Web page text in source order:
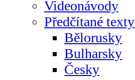
Videonávody
Předčítané texty
Bělorusky
Bulharsky
Česky